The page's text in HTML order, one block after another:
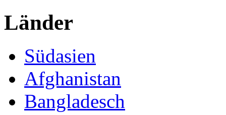
Länder
Südasien
Afghanistan
Bangladesch